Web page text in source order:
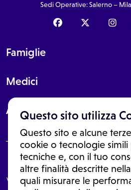
Questo sito utilizza
Questo sito e alcune
cookie o tecnologie simili
tecniche e, con il tuo
altre finalità descritte
quali misurare le
Sedi Operative: Salerno –
Famiglie
Medici
About
Le informazioni proposte in questo sito
In nessun caso, queste informazioni
visita o una diagnosi formulata dal
le informazioni disponibili come